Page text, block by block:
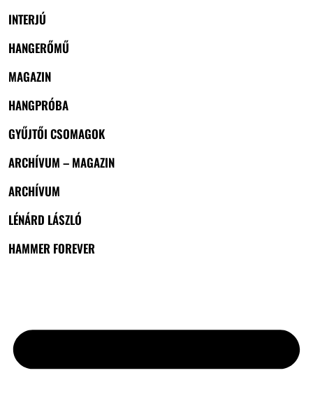
INTERJÚ
HANGERŐMŰ
MAGAZIN
HANGPRÓBA
GYŰJTŐI CSOMAGOK
ARCHÍVUM – MAGAZIN
ARCHÍVUM
LÉNÁRD LÁSZLÓ
HAMMER FOREVER